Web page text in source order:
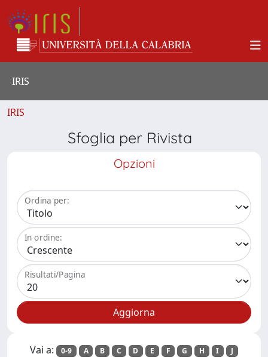
IRIS
IRIS
Sfoglia per Rivista
Opzioni
Ordina per:
In ordine:
Risultati/Pagina
Vai a: 0-9 A B C D E F G H I
J